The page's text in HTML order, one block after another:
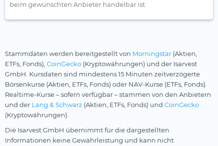
beim gewünschten Anbieter handelbar ist.
Stammdaten werden bereitgestellt von Morningstar (Aktien,
ETFs, Fonds), CoinGecko (Kryptowährungen) und der Isarvest
GmbH. Kursdaten sind mindestens 15 Minuten zeitverzögerte
Börsenkurse (Aktien, ETFs, Fonds) oder NAV-Kurse (ETFs, Fonds).
Realtime-Kurse – sofern verfügbar – stammen von den Anbietern
und der Lang & Schwarz (Aktien, ETFs, Fonds) und CoinGecko
(Kryptowährungen).
Die Isarvest GmbH übernimmt für die dargestellten
Informationen keine Gewährleistung und kann nicht